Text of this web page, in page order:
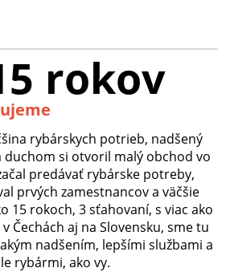
rokov
rybárskych potrieb, nadšený
duchom si otvoril malý obchod vo
predávať rybárske potreby,
prvých zamestnancov a väčšie
15 rokoch, 3 sťahovaní, s viac ako
Čechách aj na Slovensku, sme tu
nadšením, lepšími službami a
rybármi, ako vy.